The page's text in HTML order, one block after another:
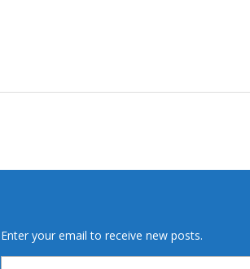
Enter your email to receive new posts.